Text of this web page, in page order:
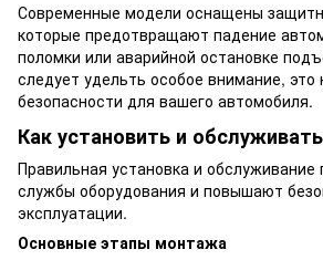
Современные модели оснащены
которые предотвращают падение
поломки или аварийной остановке
следует удельть особое внимание, это
безопасности для вашего автомобиля.
Как установить и
Правильная установка и
службы оборудования и повышают
эксплуатации.
Основные этапы монтажа